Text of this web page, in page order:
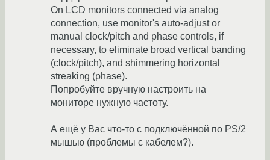
On LCD monitors connected via analog
connection, use monitor's auto-adjust or
manual clock/pitch and phase controls, if
necessary, to eliminate broad vertical banding
(clock/pitch), and shimmering horizontal
streaking (phase).
Попробуйте вручную настроить на
мониторе нужную частоту.
А ещё у Вас что-то с подключённой по PS/2
мышью (проблемы с кабелем?).